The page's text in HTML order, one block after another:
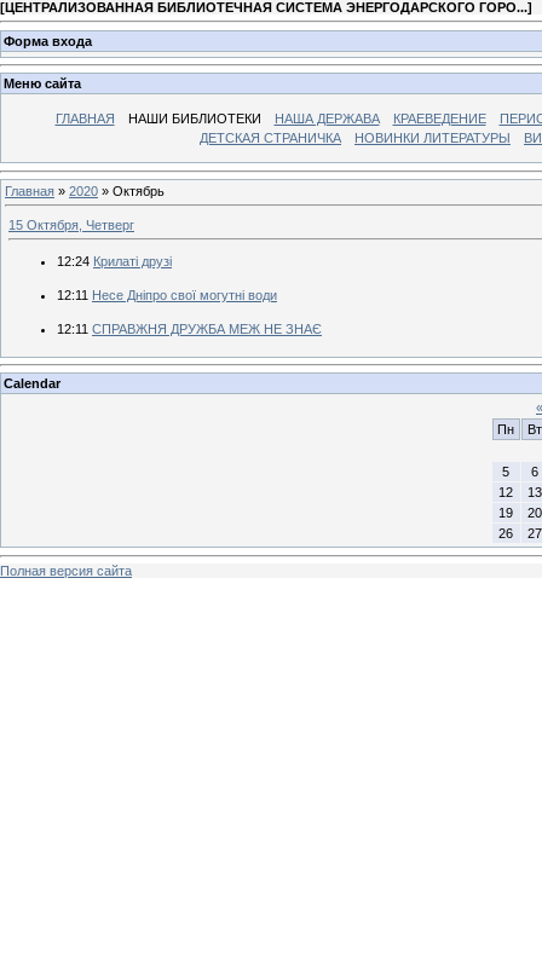
[ЦЕНТРАЛИЗОВАННАЯ БИБЛИОТЕЧНАЯ СИСТЕМА ЭНЕРГОДАРСКОГО ГОРО...]
Форма входа
Меню сайта
ГЛАВНАЯ НАШИ БИБЛИОТЕКИ НАША ДЕРЖАВА КРАЕВЕДЕНИЕ
ДЕТСКАЯ СТРАНИЧКА
НОВИНКИ ЛИТЕРАТУРЫ
Главная » 2020 » Октябрь
15 Октября, Четверг
12:24 Крилаті друзі
12:11 Несе Дніпро свої могутні води
12:11 СПРАВЖНЯ ДРУЖБА МЕЖ НЕ ЗНАЄ
Calendar
«
Пн
Вт
5
6
12
13
19
20
26
27
Полная версия сайта